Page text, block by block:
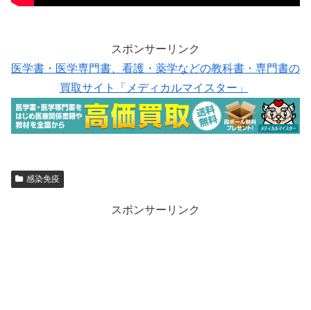
スポンサーリンク
医学書・医学専門書、看護・薬学などの教科書・専門書の
買取サイト「メディカルマイスター」
感染免疫
スポンサーリンク